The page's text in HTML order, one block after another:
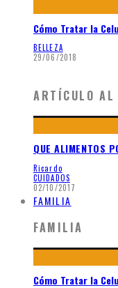
Cómo Tratar la
BELLEZA
29/06/2018
ARTÍCULO AL
QUE ALIMENTOS
Ricardo
CUIDADOS
02/10/2017
FAMILIA
FAMILIA
Cómo Tratar la